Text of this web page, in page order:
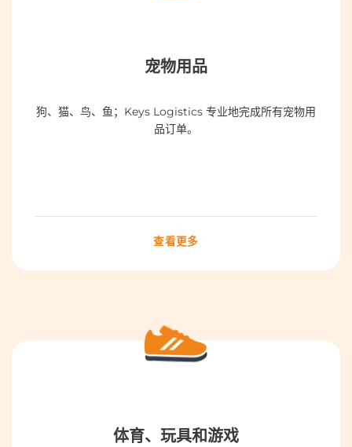
宠物用品
狗、猫、鸟、鱼；Keys Logistics 专业地完成所有宠物用
品订单。
查看更多
体育、玩具和游戏